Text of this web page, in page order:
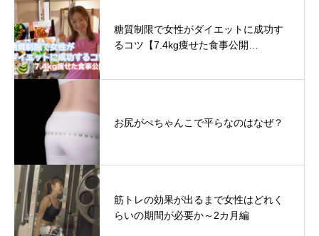
糖質制限で女性がダイエットに成功す
るコツ【7.4kg痩せた食事公開…
お尻がぺちゃんこで平らなのはなぜ？
筋トレの効果が出るまで女性はどれく
らいの期間が必要か～2カ月編